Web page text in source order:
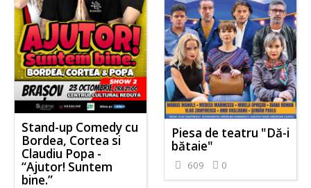
Stand-up Comedy cu
Bordea, Cortea si
Claudiu Popa -
“Ajutor! Suntem
bine.”
Piesa de teatru "Dă-i
bătaie"
609 0